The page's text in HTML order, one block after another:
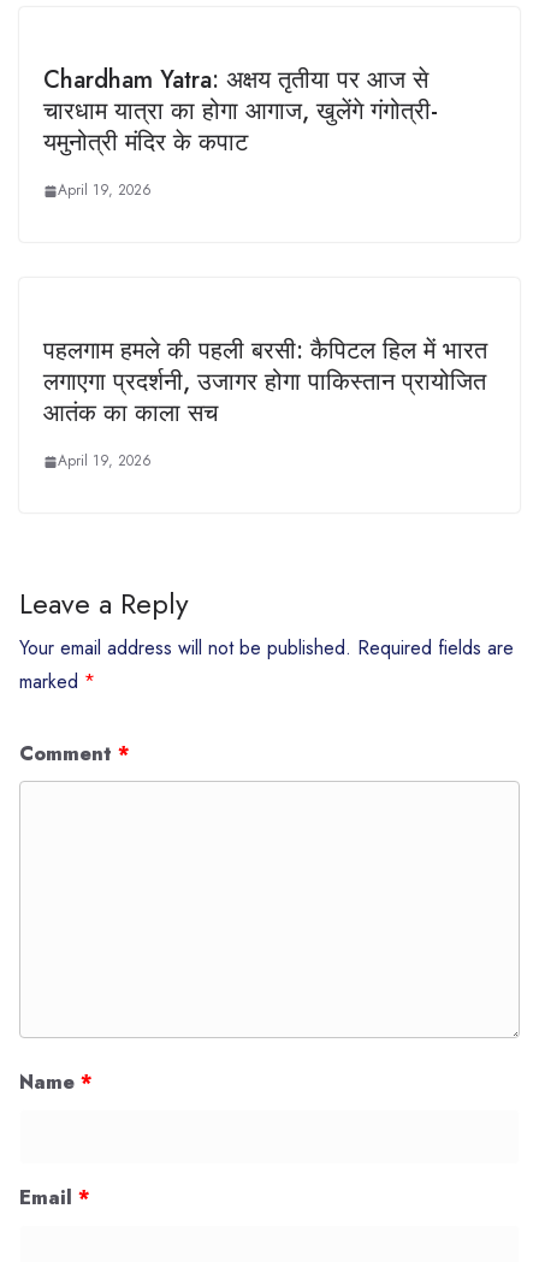
Chardham Yatra: अक्षय तृतीया पर आज से
चारधाम यात्रा का होगा आगाज, खुलेंगे गंगोत्री-
यमुनोत्री मंदिर के कपाट
April 19, 2026
पहलगाम हमले की पहली बरसी: कैपिटल हिल में भारत
लगाएगा प्रदर्शनी, उजागर होगा पाकिस्तान प्रायोजित
आतंक का काला सच
April 19, 2026
Leave a Reply
Your email address will not be published. Required fields are
marked *
Comment *
Name *
Email *